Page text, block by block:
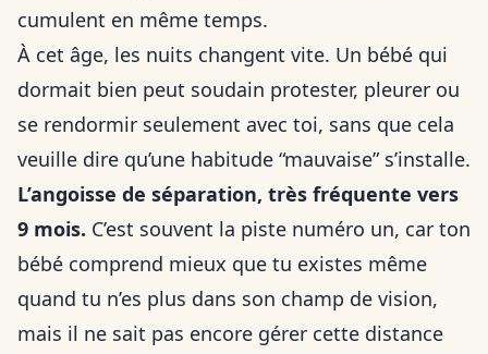
cumulent en même temps.
À cet âge, les nuits changent vite. Un bébé qui
dormait bien peut soudain protester, pleurer ou
se rendormir seulement avec toi, sans que cela
veuille dire qu’une habitude “mauvaise” s’installe.
L’angoisse de séparation, très fréquente vers
9 mois. C’est souvent la piste numéro un, car ton
bébé comprend mieux que tu existes même
quand tu n’es plus dans son champ de vision,
mais il ne sait pas encore gérer cette distance